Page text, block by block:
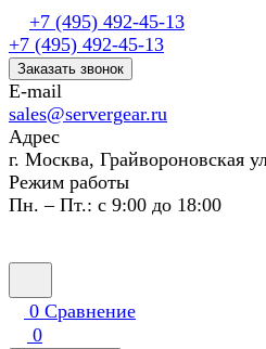
+7 (495) 492-45-13
+7 (495) 492-45-13
Заказать звонок
E-mail
sales@servergear.ru
Адрес
г. Москва, Грайвороновская
Режим работы
Пн. – Пт.: с 9:00 до 18:00
0 Сравнение
0